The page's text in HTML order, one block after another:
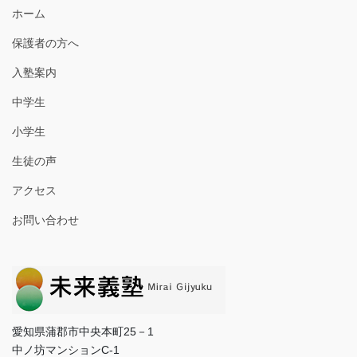
ホーム
保護者の方へ
入塾案内
中学生
小学生
生徒の声
アクセス
お問い合わせ
愛知県蒲郡市中央本町25－1
中ノ坊マンションC-1